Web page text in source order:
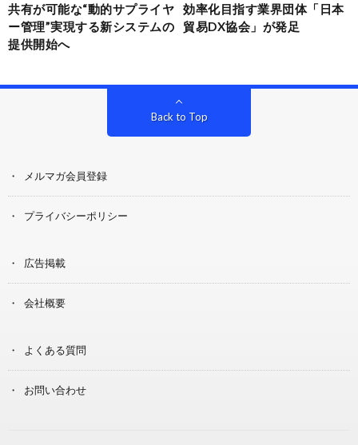
共有が可能な“動的サプライヤ
ー管理”実現する新システムの
提供開始へ
効率化目指す業界団体「日本
貿易DX協会」が発足
Back to Top
メルマガ会員登録
プライバシーポリシー
広告掲載
会社概要
よくある質問
お問い合わせ